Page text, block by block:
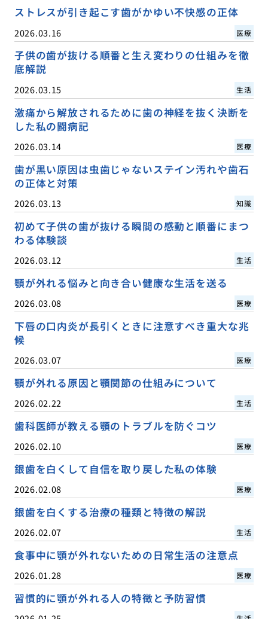
ストレスが引き起こす歯がかゆい不快感の正体
2026.03.16 医療
子供の歯が抜ける順番と生え変わりの仕組みを徹
底解説
2026.03.15 生活
激痛から解放されるために歯の神経を抜く決断を
した私の闘病記
2026.03.14 医療
歯が黒い原因は虫歯じゃないステイン汚れや歯石
の正体と対策
2026.03.13 知識
初めて子供の歯が抜ける瞬間の感動と順番にまつ
わる体験談
2026.03.12 生活
顎が外れる悩みと向き合い健康な生活を送る
2026.03.08 医療
下唇の口内炎が長引くときに注意すべき重大な兆
候
2026.03.07 医療
顎が外れる原因と顎関節の仕組みについて
2026.02.22 生活
歯科医師が教える顎のトラブルを防ぐコツ
2026.02.10 医療
銀歯を白くして自信を取り戻した私の体験
2026.02.08 医療
銀歯を白くする治療の種類と特徴の解説
2026.02.07 生活
食事中に顎が外れないための日常生活の注意点
2026.01.28 医療
習慣的に顎が外れる人の特徴と予防習慣